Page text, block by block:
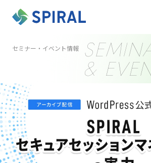
セミナー・イベント情報
&